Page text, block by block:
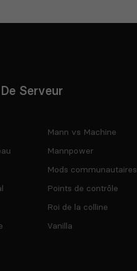
Serveur
Mann vs Machine
Mannpower
Mods communautaires
Points de contrôle
Roi de la colline
Vanilla